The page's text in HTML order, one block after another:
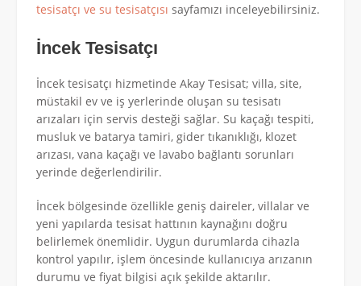
tesisatçı ve su tesisatçısı sayfamızı inceleyebilirsiniz.
İncek Tesisatçı
İncek tesisatçı hizmetinde Akay Tesisat; villa, site,
müstakil ev ve iş yerlerinde oluşan su tesisatı
arızaları için servis desteği sağlar. Su kaçağı tespiti,
musluk ve batarya tamiri, gider tıkanıklığı, klozet
arızası, vana kaçağı ve lavabo bağlantı sorunları
yerinde değerlendirilir.
İncek bölgesinde özellikle geniş daireler, villalar ve
yeni yapılarda tesisat hattının kaynağını doğru
belirlemek önemlidir. Uygun durumlarda cihazla
kontrol yapılır, işlem öncesinde kullanıcıya arızanın
durumu ve fiyat bilgisi açık şekilde aktarılır.